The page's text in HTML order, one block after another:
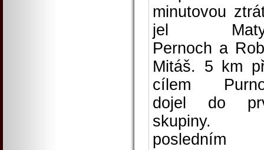
minutovou
jel
Pernoch a
Mitáš. 5 km
cílem
dojel do
skupiny.
posledním